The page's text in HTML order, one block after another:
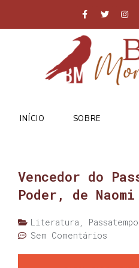
INÍCIO SOBRE
Vencedor do
Poder, de Naomi
Literatura ,
Sem Comentários